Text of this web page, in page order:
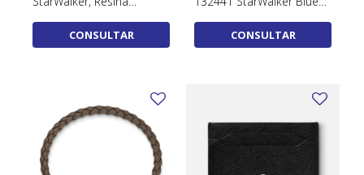
CONSULTAR CONSULTAR